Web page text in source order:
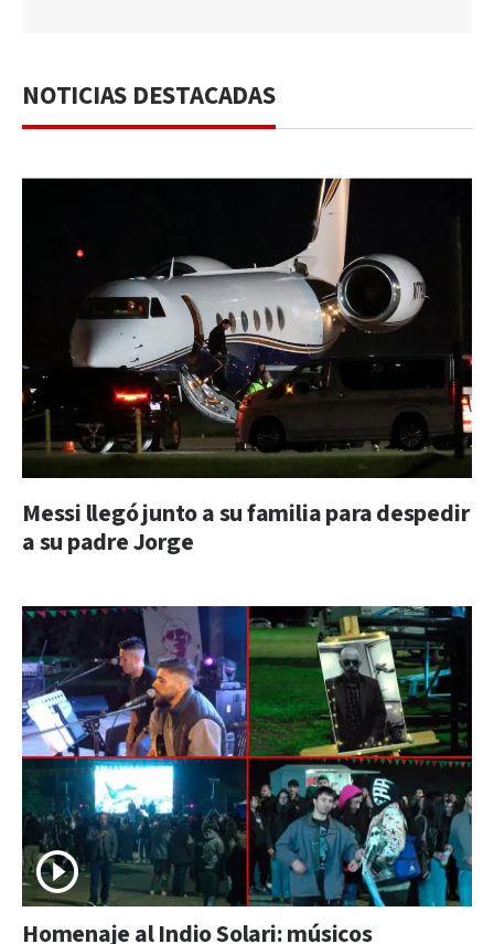
NOTICIAS DESTACADAS
Messi llegó junto a su familia para despedir
a su padre Jorge
Homenaje al Indio Solari: músicos